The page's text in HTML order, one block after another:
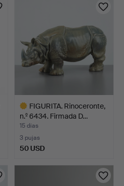
FIGURITA. Rinoceronte,
n.º 6434. Firmada D…
15 días
3 pujas
50 USD